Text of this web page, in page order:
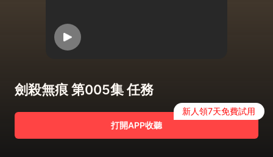
劍殺無痕 第005集 任務
打開APP收聽
新人領7天免費試用